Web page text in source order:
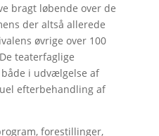
bragt løbende over de
der altså allerede
øvrige over 100
teaterfaglige
i udvælgelse af
efterbehandling af
forestillinger,